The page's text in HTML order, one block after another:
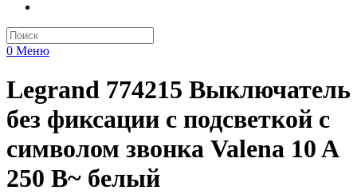
0 Меню
Legrand 774215 Выключатель
без фиксации с подсветкой с
символом звонка Valena 10 A
250 В~ белый